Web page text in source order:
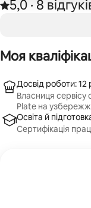
Оцінка: 5,0 з 5 зірок на
5,0
, · 8
Моя
Досвід роботи: 12
Власниця
Plate на
Освіта й
Сертифікація